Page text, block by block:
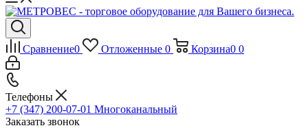
Сравнение0 Отложенные 0 Корзина0 0
Телефоны
+7 (347) 200-07-01 Многоканальный
Заказать звонок